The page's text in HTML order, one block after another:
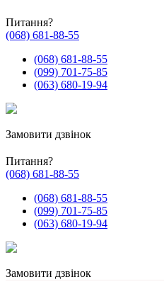
Питання?
(068) 681-88-55
(068) 681-88-55
(099) 701-75-85
(063) 680-19-94
Замовити дзвінок
Питання?
(068) 681-88-55
(068) 681-88-55
(099) 701-75-85
(063) 680-19-94
Замовити дзвінок